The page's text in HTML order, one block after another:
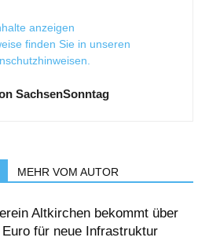
anzeigen
finden Sie in unseren
SachsenSonntag
MEHR VOM AUTOR
Altkirchen bekommt über
Euro für neue Infrastruktur